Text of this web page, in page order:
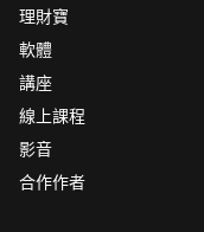
理財寶
軟體
講座
線上課程
影音
合作作者